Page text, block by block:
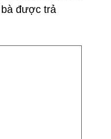
được trả